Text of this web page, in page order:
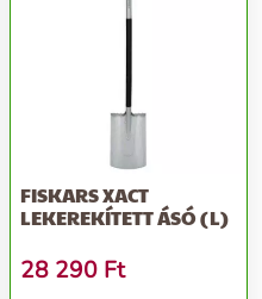
FISKARS XACT
LEKEREKÍTETT ÁSÓ (L)
28 290 Ft